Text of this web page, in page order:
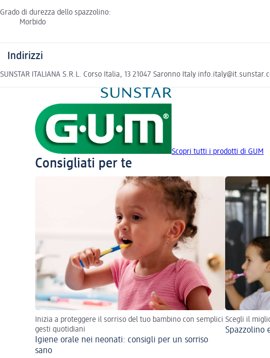
Grado di durezza dello spazzolino:
Morbido
Indirizzi
SUNSTAR ITALIANA S.R.L. Corso Italia, 13 21047 Saronno Italy
Scopri tutti i prodotti di GUM
Consigliati per te
Inizia a proteggere il sorriso del tuo bambino con semplici
gesti quotidiani
Igiene orale nei neonati: consigli per un sorriso
sano
Scegli il
Spazzolino